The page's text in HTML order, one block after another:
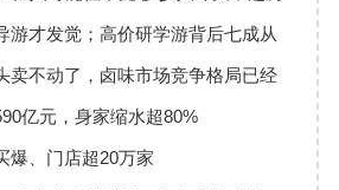
游才发觉；高价研学游背后七成从
卖不动了，卤味市场竞争格局已经
亿元，身家缩水超80%
爆、门店超20万家